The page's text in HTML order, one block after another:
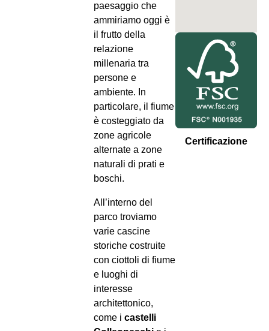
paesaggio che
ammiriamo oggi è
il frutto della
relazione
millenaria tra
persone e
ambiente. In
particolare, il fiume
è costeggiato da
zone agricole
alternate a zone
naturali di prati e
boschi.
All’interno del
parco troviamo
varie cascine
storiche costruite
con ciottoli di fiume
e luoghi di
interesse
architettonico,
come i castelli
Certificazione